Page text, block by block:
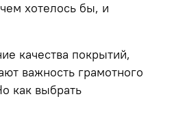
хотелось бы, и
качества покрытий,
важность грамотного
как выбрать